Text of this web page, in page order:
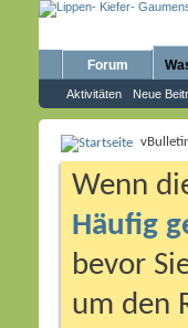
Forum
Aktivitäten Neue
Wenn
Häufig
bevor
um den